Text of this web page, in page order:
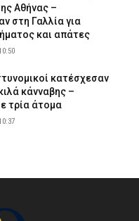
Αθήνας –
στη Γαλλία για
και απάτες
κατέσχεσαν
κάνναβης –
τρία άτομα